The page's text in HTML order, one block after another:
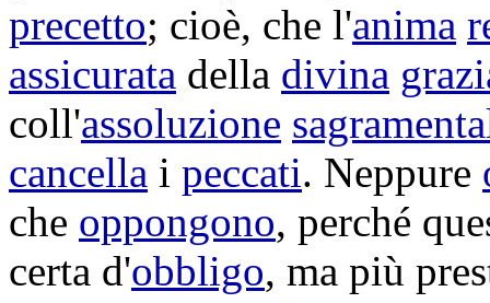
precetto; cioè, che l'anima
assicurata della divina
coll'assoluzione
cancella i peccati. Neppure
che oppongono, perché
certa d'obbligo, ma più